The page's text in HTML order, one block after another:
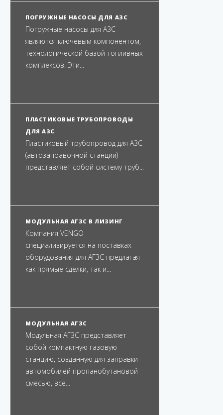
ПОГРУЖНЫЕ НАСОСЫ ДЛЯ АЗС
Погружные насосы для АЗС
являются ключевым компонентом,
технологической базой топливных
комплексов. Эти...
ПЛАСТИКОВЫЕ ТРУБОПРОВОДЫ
ДЛЯ АЗС
Пластиковый трубопровод для АЗС
(автозаправочной станции)
представляет собой систему труб...
МОДУЛЬНАЯ АГЗС В ЛИЗИНГ
Компания VENGO
специализируется на поставках
оборудования для АГЗС предлагая
как прямые сделки, так и...
МОДУЛЬНАЯ АГЗС
Модульная АГЗС представляет
собой компактную газовую
станцию, созданную для заправки
автомобилей пропанобутановой
смесью, все...